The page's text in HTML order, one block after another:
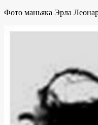
Фото маньяка Эрла